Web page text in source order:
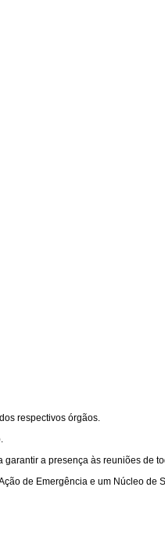
respectivos órgãos.
a presença às reuniões de
de Emergência e um Núcleo de